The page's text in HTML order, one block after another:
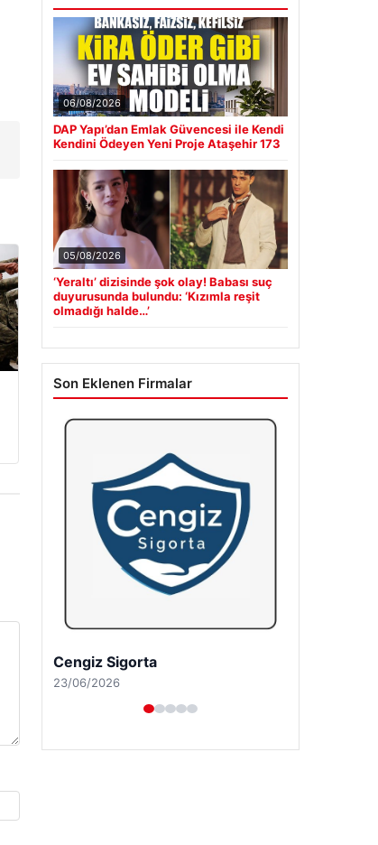
06/08/2026
DAP Yapı’dan Emlak Güvencesi ile Kendi
Kendini Ödeyen Yeni Proje Ataşehir 173
05/08/2026
‘Yeraltı’ dizisinde şok olay! Babası suç
duyurusunda bulundu: ‘Kızımla reşit
olmadığı halde…’
Son Eklenen Firmalar
Hastaş Beton
26/05/2026